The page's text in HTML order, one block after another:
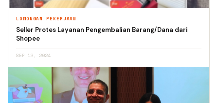
LOWONGAN PEKERJAAN
Seller Protes Layanan Pengembalian Barang/Dana dari
Shopee
SEP 12, 2024